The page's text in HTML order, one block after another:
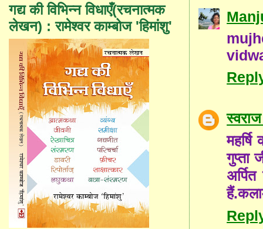
गुप्ता
गद्य की विभिन्न विधाएँ(रचनात्मक
लेखन) : रामेश्वर काम्बोज 'हिमांशु'